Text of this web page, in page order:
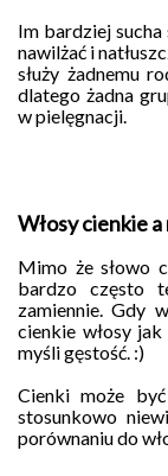
Im bardziej
nawilżać i
służy żadnemu
dlatego żadna
w pielęgnacji.
Włosy cienkie
Mimo że słowo
bardzo często
zamiennie. Gdy
cienkie włosy
myśli gęstość. :)
Cienki może
stosunkowo
porównaniu do